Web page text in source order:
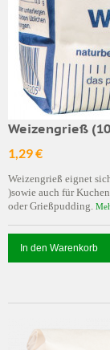
Weizengrieß
1,29 €
Weizengrieß eignet
)sowie auch für
oder Grießpudding.
In den Warenkorb